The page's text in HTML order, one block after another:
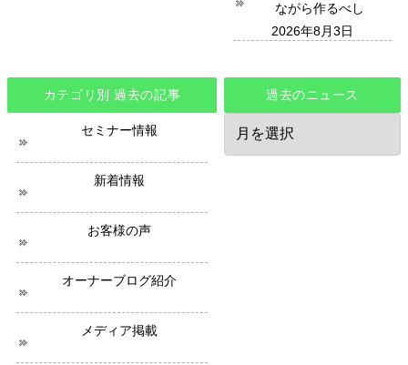
ながら作るべし
2026年8月3日
カテゴリ別 過去の記事
セミナー情報
新着情報
お客様の声
オーナーブログ紹介
メディア掲載
過去のニュース
過
の